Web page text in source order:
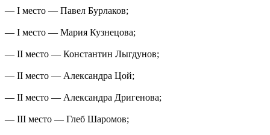
— I место — Павел Бурлаков;
— I место — Мария Кузнецова;
— II место — Константин Лыгдунов;
— II место — Александра Цой;
— II место — Александра Дригенова;
— III место — Глеб Шаромов;